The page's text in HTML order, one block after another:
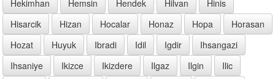
Hekimhan
Hemsin Hendek Hilvan
Hinis
Hisarcik
Hizan Hocalar Honaz Hopa
Horasan
Hozat
Huyuk Ibradi Idil Igdir
Ihsangazi
Ihsaniye
Ikizce Ikizdere Ilgaz Ilgin
Ilic